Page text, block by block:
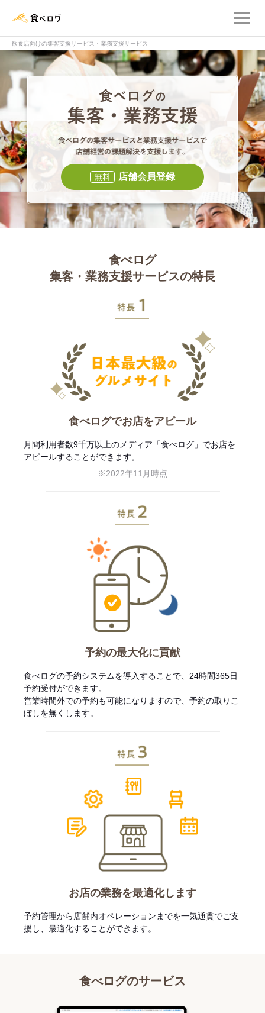
飲食店向けの集客支援サービス・業務支援サービス
食べログの集客
食べログの集
無料 店舗会員登録
食べログ
集客・業務支援サービスの特長
食べログでお店をアピール
月間利用者数9千万以上のメディア「食べログ」でお店を
アピールすることができます。
※2022年11月時点
予約の最大化に貢献
食べログの予約システムを導入することで、24時間365日
予約受付ができます。
営業時間外での予約も可能になりますので、予約の取りこ
ぼしを無くします。
お店の業務を最適化します
予約管理から店舗内オペレーションまでを一気通貫でご支
援し、最適化することができます。
食べログのサービス